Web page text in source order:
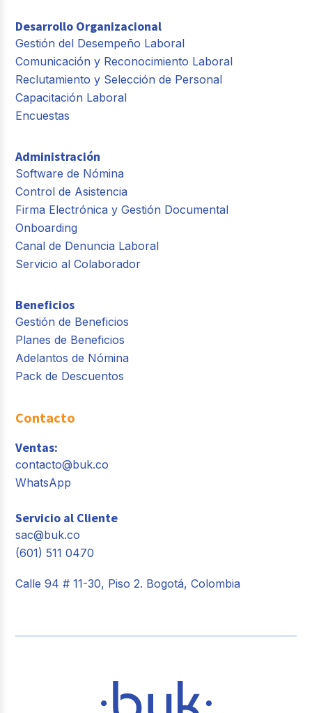
Desarrollo Organizacional
Gestión del Desempeño Laboral
Comunicación y Reconocimiento Laboral
Reclutamiento y Selección de Personal
Capacitación Laboral
Encuestas
Administración
Software de Nómina
Control de Asistencia
Firma Electrónica y Gestión Documental
Onboarding
Canal de Denuncia Laboral
Servicio al Colaborador
Beneficios
Gestión de Beneficios
Planes de Beneficios
Adelantos de Nómina
Pack de Descuentos
Contacto
Ventas:
contacto@buk.co
WhatsApp
Servicio al Cliente
sac@buk.co
(601) 511 0470
Calle 94 # 11-30, Piso 2. Bogotá, Colombia